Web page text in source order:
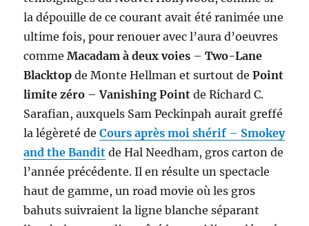
la dépouille de ce courant avait été ranimée une
ultime fois, pour renouer avec l’aura d’oeuvres
commeMacadam à deux voies – Two-Lane
Blacktopde Monte Hellman et surtout dePoint
limite zéro – Vanishing Point de Richard C.
Sarafian, auxquels Sam Peckinpah aurait greffé
la légèreté deCours après moi shérif – Smokey
and the Bandit de Hal Needham, gros carton de
l’année précédente. Il en résulte un spectacle
haut de gamme, un road movie où les gros
bahuts suivraient la ligne blanche séparant